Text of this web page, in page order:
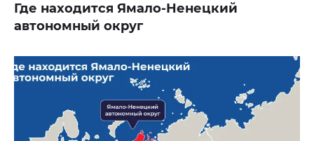
Где находится Ямало-Ненецкий
автономный округ